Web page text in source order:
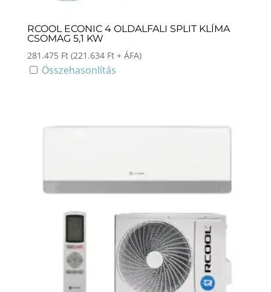
RCOOL ECONIC 4 OLDALFALI SPLIT KLÍMA
CSOMAG 5,1 KW
281.475 Ft (221.634 Ft+ ÁFA)
Összehasonlítás